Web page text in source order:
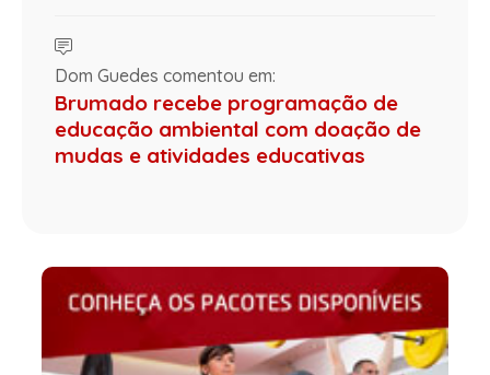
Dom Guedes comentou em:
Brumado recebe programação de
educação ambiental com doação de
mudas e atividades educativas